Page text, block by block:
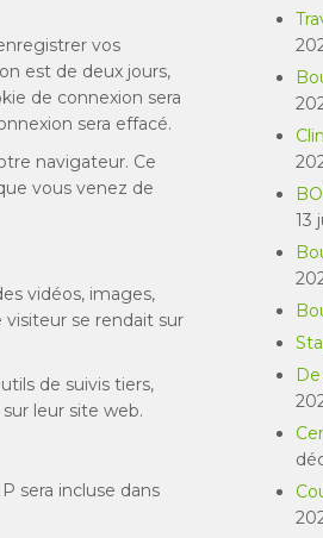
vos
est de deux jours,
de connexion sera
sera effacé.
navigateur. Ce
vous venez de
vidéos, images,
se rendait sur
de suivis tiers,
leur site web.
sera incluse dans
13